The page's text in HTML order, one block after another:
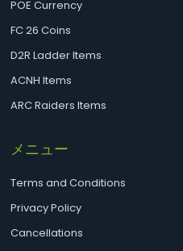
POE Currency
FC 26 Coins
D2R Ladder Items
ACNH Items
ARC Raiders Items
メニュー
Terms and Conditions
Privacy Policy
Cancellations